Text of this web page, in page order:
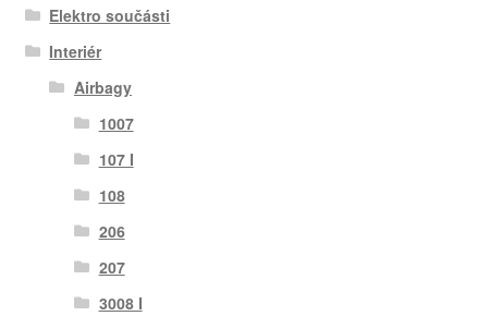
Elektro součásti
Interiér
Airbagy
1007
107 I
108
206
207
3008 I